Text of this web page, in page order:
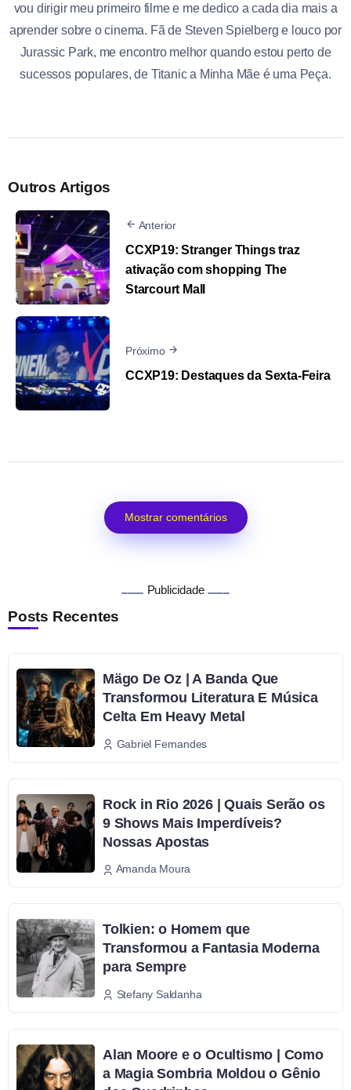
vou dirigir meu primeiro filme e me dedico a cada dia mais a
aprender sobre o cinema. Fã de Steven Spielberg e louco por
Jurassic Park, me encontro melhor quando estou perto de
sucessos populares, de Titanic a Minha Mãe é uma Peça.
Outros Artigos
Anterior
CCXP19: Stranger Things traz
ativação com shopping The
Starcourt Mall
Próximo
CCXP19: Destaques da Sexta-Feira
Mostrar comentários
Publicidade
Posts Recentes
Mägo De Oz | A Banda Que
Transformou Literatura E Música
Celta Em Heavy Metal
Gabriel Fernandes
Rock in Rio 2026 | Quais Serão os
9 Shows Mais Imperdíveis?
Nossas Apostas
Amanda Moura
Tolkien: o Homem que
Transformou a Fantasia Moderna
para Sempre
Stefany Saldanha
Alan Moore e o Ocultismo | Como
a Magia Sombria Moldou o Gênio